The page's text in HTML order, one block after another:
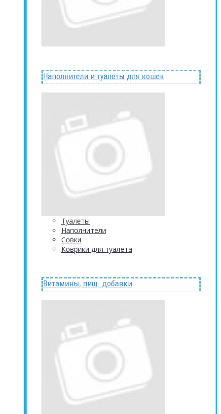
Наполнители и туалеты для кошек
Туалеты
Наполнители
Совки
Коврики для туалета
Витамины, пищ. добавки